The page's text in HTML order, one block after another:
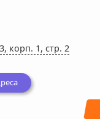
корп. 1, стр. 2